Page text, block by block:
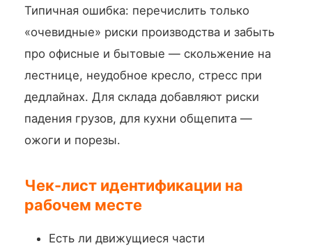
Типичная ошибка: перечислить только
«очевидные» риски производства и забыть
про офисные и бытовые — скольжение на
лестнице, неудобное кресло, стресс при
дедлайнах. Для склада добавляют риски
падения грузов, для кухни общепита —
ожоги и порезы.
Чек-лист идентификации на
рабочем месте
Есть ли движущиеся части